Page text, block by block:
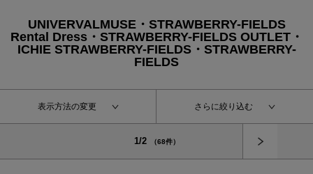
UNIVERVALMUSE・STRAWBERRY-FIELDS
Rental Dress・STRAWBERRY-FIELDS OUTLET・
ICHIE STRAWBERRY-FIELDS・STRAWBERRY-
FIELDS
表示方法の変更 さらに絞り込む
1/2 （68件）